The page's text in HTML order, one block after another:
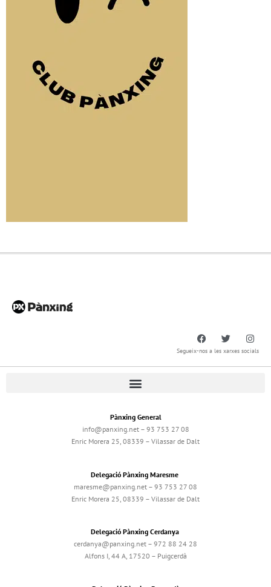
Segueix-nos a les xarxes socials
Pànxing General
info@panxing.net – 93 753 27 08
Enric Morera 25, 08339 – Vilassar de Dalt
Delegació Pànxing Maresme
maresme@panxing.net – 93 753 27 08
Enric Morera 25, 08339 – Vilassar de Dalt
Delegació Pànxing Cerdanya
cerdanya@panxing.net – 972 88 24 28
Alfons I, 44 A, 17520 – Puigcerdà